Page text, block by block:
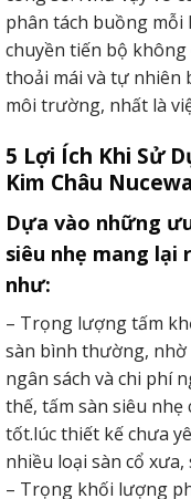
phân tách buồng mỗi
chuyền tiến bộ không
thoải mái và tự nhiên
môi trường, nhất là
5 Lợi Ích Khi Sử
Kim Châu
Dựa vào những
siêu nhẹ mang lại
như:
– Trọng lượng tấm
sàn bình thường,
ngân sách và chi phí
thế, tấm sàn siêu
tốt.lúc thiết kế chưa
nhiều loại sàn cổ
– Trọng khối lượng